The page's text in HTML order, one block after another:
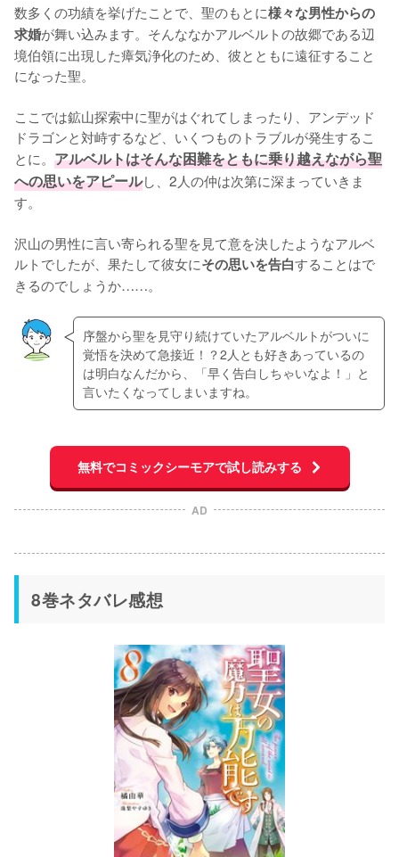
数多くの功績を挙げたことで、聖のもとに様々な男性からの
求婚が舞い込みます。そんななかアルベルトの故郷である辺
境伯領に出現した瘴気浄化のため、彼とともに遠征すること
になった聖。
ここでは鉱山探索中に聖がはぐれてしまったり、アンデッド
ドラゴンと対峙するなど、いくつものトラブルが発生するこ
とに。 アルベルトはそんな困難をともに乗り越えながら聖
への思いをアピールし、2人の仲は次第に深まっていきま
す。
沢山の男性に言い寄られる聖を見て意を決したようなアルベ
ルトでしたが、果たして彼女にその思いを告白することはで
きるのでしょうか……。
序盤から聖を見守り続けていたアルベルトがついに
覚悟を決めて急接近！？2人とも好きあっているの
は明白なんだから、「早く告白しちゃいなよ！」と
言いたくなってしまいますね。
無料でコミックシーモアで試し読みする
AD
8巻ネタバレ感想